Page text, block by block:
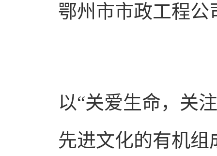
鄂州市市政工程公
以“关爱生命，关
先进文化的有机